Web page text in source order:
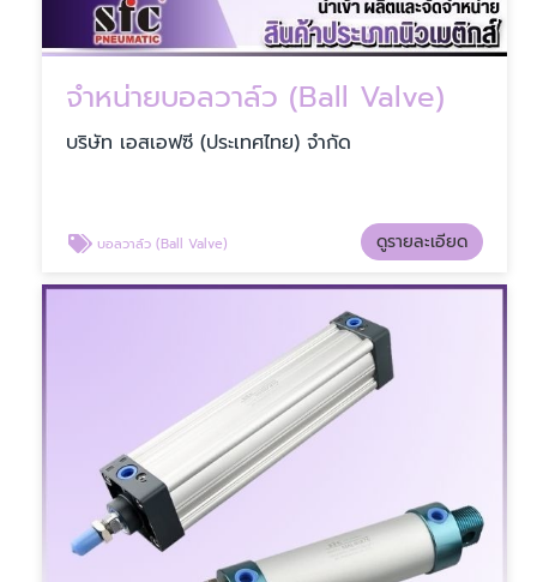
จำหน่ายบอลวาล์ว (Ball Valve)
บริษัท เอสเอฟซี (ประเทศไทย) จำกัด
บอลวาล์ว (Ball Valve) ดูรายละเอียด